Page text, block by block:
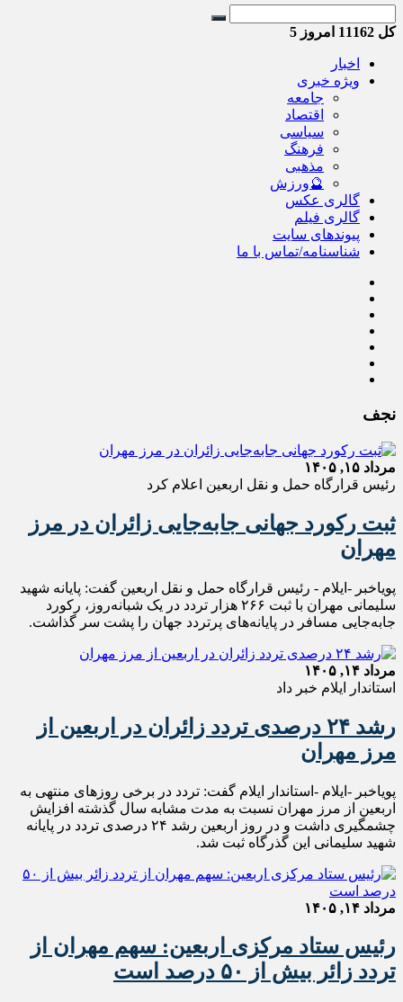
کل امروز 5
اخبار
ویژه خبری
جامعه
اقتصاد
سیاسی
فرهنگ
مذهبی
🔮ورزش
گالری عکس
گالری فیلم
پیوندهای سایت
شناسنامه/تماس با ما
نجف
مرداد ۱۵, ۱۴۰۵
رئیس قرارگاه حمل و نقل اربعین اعلام کرد
ثبت رکورد جهانی جابه‌جایی زائران در مرز
مهران
پویاخبر -ایلام - رئیس قرارگاه حمل‌ و نقل اربعین گفت: پایانه شهید
سلیمانی مهران با ثبت ۲۶۶ هزار تردد در یک شبانه‌روز، رکورد
جابه‌جایی مسافر در پایانه‌های پرتردد جهان را پشت سر گذاشت.
مرداد ۱۴, ۱۴۰۵
استاندار ایلام خبر داد
رشد ۲۴ درصدی تردد زائران در اربعین از
مرز مهران
پویاخبر -ایلام -استاندار ایلام گفت: تردد در برخی روزهای منتهی به
اربعین از مرز مهران نسبت به مدت مشابه سال گذشته افزایش
چشمگیری داشت و در روز اربعین رشد ۲۴ درصدی تردد در پایانه
شهید سلیمانی این گذرگاه ثبت شد.
مرداد ۱۴, ۱۴۰۵
رئیس ستاد مرکزی اربعین: سهم مهران از
تردد زائر بیش از ۵۰ درصد است